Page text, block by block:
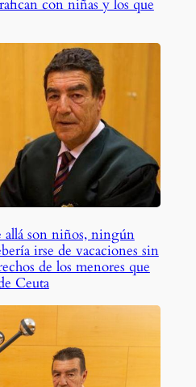
con niñas y los que
allá son niños, ningún
irse de vacaciones sin
de los menores que
Ceuta